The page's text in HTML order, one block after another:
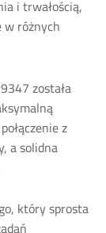
i trwałością,
różnych
została
z
a solidna
który sprosta